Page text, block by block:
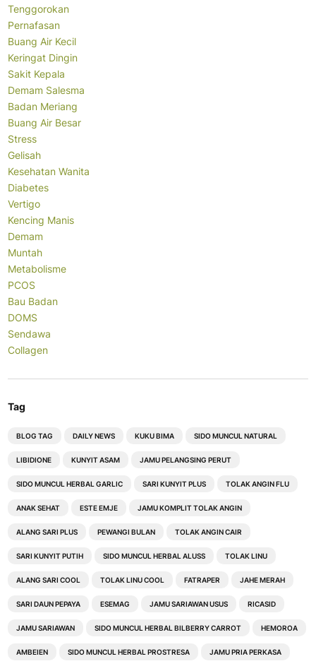
Tenggorokan
Pernafasan
Buang Air Kecil
Keringat Dingin
Sakit Kepala
Demam Salesma
Badan Meriang
Buang Air Besar
Stress
Gelisah
Kesehatan Wanita
Diabetes
Vertigo
Kencing Manis
Demam
Muntah
Metabolisme
PCOS
Bau Badan
DOMS
Sendawa
Collagen
Tag
BLOG TAG DAILY NEWS KUKU BIMA SIDO MUNCUL NATURAL
LIBIDIONE KUNYIT ASAM JAMU PELANGSING PERUT
SIDO MUNCUL HERBAL GARLIC SARI KUNYIT PLUS TOLAK ANGIN FLU
ANAK SEHAT ESTE EMJE JAMU KOMPLIT TOLAK ANGIN
ALANG SARI PLUS PEWANGI BULAN TOLAK ANGIN CAIR
SARI KUNYIT PUTIH SIDO MUNCUL HERBAL ALUSS TOLAK LINU
ALANG SARI COOL TOLAK LINU COOL FATRAPER JAHE MERAH
SARI DAUN PEPAYA ESEMAG JAMU SARIAWAN USUS RICASID
JAMU SARIAWAN SIDO MUNCUL HERBAL BILBERRY CARROT HEMOROA
AMBEIEN SIDO MUNCUL HERBAL PROSTRESA JAMU PRIA PERKASA